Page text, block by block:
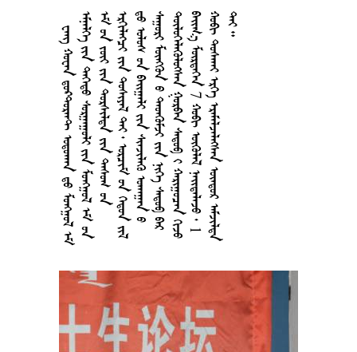
                                     7     1      